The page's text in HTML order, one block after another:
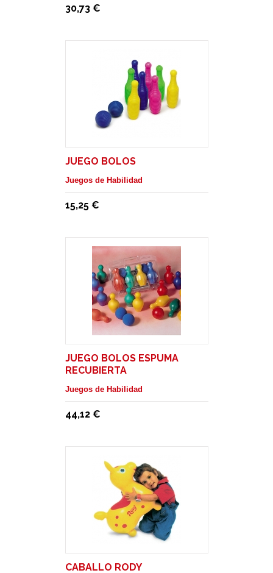
30,73 €
JUEGO BOLOS
Juegos de Habilidad
15,25 €
JUEGO BOLOS ESPUMA
RECUBIERTA
Juegos de Habilidad
44,12 €
CABALLO RODY